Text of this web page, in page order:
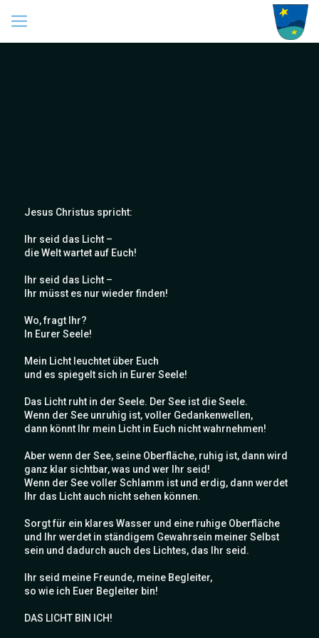
Jesus Christus spricht:
Ihr seid das Licht –
die Welt wartet auf Euch!
Ihr seid das Licht –
Ihr müsst es nur wieder finden!
Wo, fragt Ihr?
In Eurer Seele!
Mein Licht leuchtet über Euch
und es spiegelt sich in Eurer Seele!
Das Licht ruht in der Seele. Der See ist die Seele.
Wenn der See unruhig ist, voller Gedankenwellen,
dann könnt Ihr mein Licht in Euch nicht wahrnehmen!
Aber wenn der See, seine Oberfläche, ruhig ist, dann wird
ganz klar sichtbar, was und wer Ihr seid!
Wenn der See voller Schlamm ist und erdig, dann werdet
Ihr das Licht auch nicht sehen können.
Sorgt für ein klares Wasser und eine ruhige Oberfläche
und Ihr werdet in ständigem Gewahrsein meiner Selbst
sein und dadurch auch des Lichtes, das Ihr seid.
Ihr seid meine Freunde, meine Begleiter,
so wie ich Euer Begleiter bin!
DAS LICHT BIN ICH!